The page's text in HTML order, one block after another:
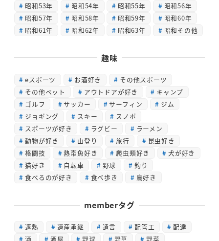
昭和53年
昭和54年 昭和55年
昭和56年
昭和57年
昭和58年 昭和59年
昭和60年
昭和61年
昭和62年 昭和63年 昭和その他
趣味
eスポーツ お酒好き
その他スポーツ
その他ペット
アウトドアが好き
キャンプ
ゴルフ
サッカー サーフィン
ジム
ジョギング
スキー
スノボ
スポーツが好き
ラグビー
ラーメン
動物が好き
山登り 旅行
昆虫好き
格闘技
熱帯魚好き 爬虫類好き
犬が好き
猫好き
自転車 野球
釣り
食べるのが好き
食べ歩き 鳥好き
memberタグ
遮熱 遺産承継 遺言 配管工
配達
酒
酒屋 野球 野草 野菜